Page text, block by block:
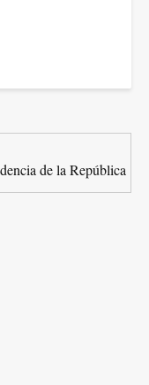
de la República